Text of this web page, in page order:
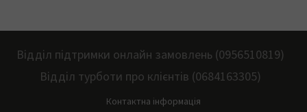
Відділ підтримки онлайн замовлень (0956510819)
Відділ турботи про клієнтів (0684163305)
Контактна інформація